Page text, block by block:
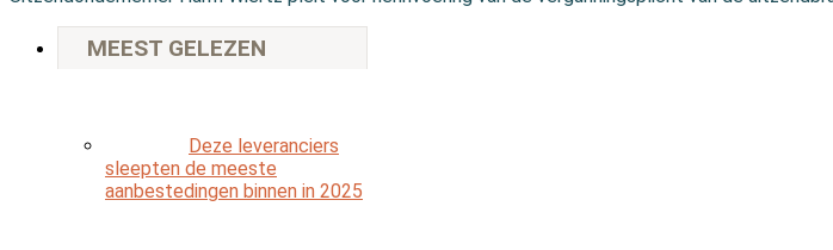
MEEST GELEZEN
Deze leveranciers
sleepten de meeste
aanbestedingen binnen in 2025